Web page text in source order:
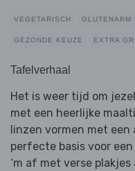
VEGETARISCH GLUTENARM
GEZONDE KEUZE EXTRA
Tafelverhaal
Het is weer tijd om
met een heerlijke
linzen vormen met
perfecte basis voor
‘m af met verse